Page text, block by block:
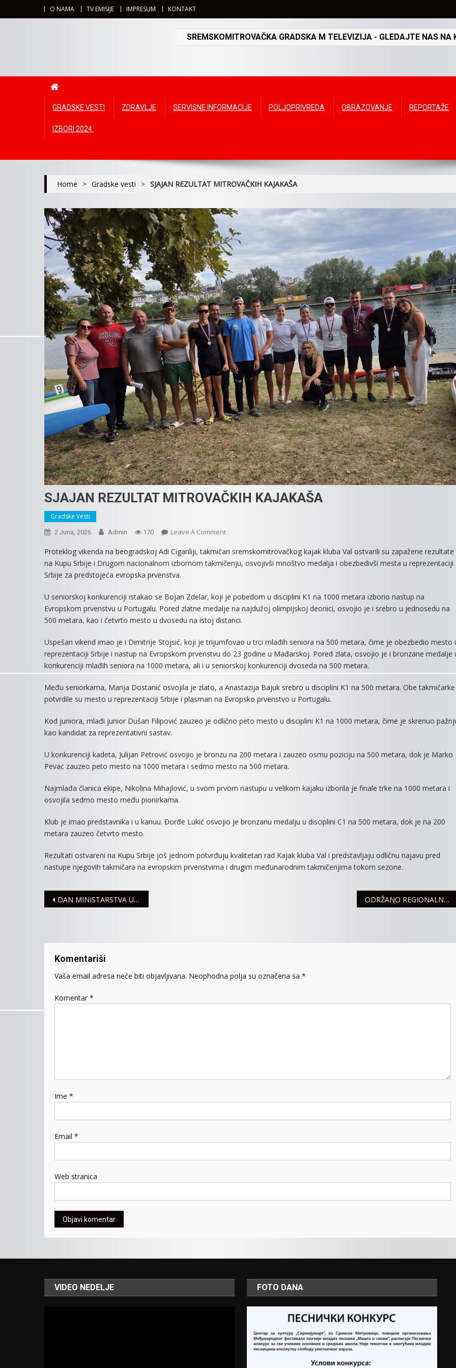
O NAMA TV EMISIJE IMPRESUM KONTAKT
SREMSKOMITROVAČKA GRADSKA M TELEVIZIJA - GLEDAJTE NAS
GRADSKE VESTI ZDRAVLJE SERVISNE INFORMACIJE POLJOPRIVREDA OBRAZOVANJE REPORTAŽE
IZBORI 2024.
Home > Gradske vesti > SJAJAN REZULTAT MITROVAČKIH KAJAKAŠA
SJAJAN REZULTAT MITROVAČKIH KAJAKAŠA
Gradske Vesti
2 Juna, 2026 Admin 170 Leave A CommentOn
REZULTAT
MITROVAČKIH
Proteklog vikenda na beogradskoj Adi Ciganliji, takmičari sremskomitrovačkog kajak kluba Val ostvarili su zapažene rezultate
na Kupu Srbije i Drugom nacionalnom izbornom takmičenju, osvojivši mnoštvo medalja i obezbedivši mesta u reprezentaciji
Srbije za predstojeća evropska prvenstva.
U seniorskoj konkurenciji istakao se Bojan Zdelar, koji je pobedom u disciplini K1 na 1000 metara izborio nastup na
Evropskom prvenstvu u Portugalu. Pored zlatne medalje na najdužoj olimpijskoj deonici, osvojio je i srebro u jednosedu na
500 metara, kao i četvrto mesto u dvosedu na istoj distanci.
Uspešan vikend imao je i Dimitrije Stojsić, koji je trijumfovao u trci mlađih seniora na 500 metara, čime je obezbedio mesto
reprezentaciji Srbije i nastup na Evropskom prvenstvu do 23 godine u Mađarskoj. Pored zlata, osvojio je i bronzane medalje
konkurenciji mlađih seniora na 1000 metara, ali i u seniorskoj konkurenciji dvoseda na 500 metara.
Među seniorkama, Marija Dostanić osvojila je zlato, a Anastazija Bajuk srebro u disciplini K1 na 500 metara. Obe takmičarke
potvrdile su mesto u reprezentaciji Srbije i plasman na Evropsko prvenstvo u Portugalu.
Kod juniora, mlađi junior Dušan Filipović zauzeo je odlično peto mesto u disciplini K1 na 1000 metara, čime je skrenuo
kao kandidat za reprezentativni sastav.
U konkurenciji kadeta, Julijan Petrović osvojio je bronzu na 200 metara i zauzeo osmu poziciju na 500 metara, dok je Marko
Pevac zauzeo peto mesto na 1000 metara i sedmo mesto na 500 metara.
Najmlađa članica ekipe, Nikolina Mihajlović, u svom prvom nastupu u velikom kajaku izborila je finale trke na 1000 metara i
osvojila sedmo mesto među pionirkama.
Klub je imao predstavnika i u kanuu. Đorđe Lukić osvojio je bronzanu medalju u disciplini C1 na 500 metara, dok je na 200
metara zauzeo četvrto mesto.
Rezultati ostvareni na Kupu Srbije još jednom potvrđuju kvalitetan rad Kajak kluba Val i predstavljaju odličnu najavu pred
nastupe njegovih takmičara na evropskim prvenstvima i drugim međunarodnim takmičenjima tokom sezone.
Navigacija
DAN MINISTARSTVA UNUTRAŠNJIH POSLOVA,SLAVA MINISTARSTVA I DAN POLICIJE ODRŽANO REGIONALNO TAKMIČENJE “PAŽLJIVKOVA SMOTRA”
Komentariši
Vaša email adresa neće biti objavljivana. Neophodna polja su označena sa *
Komentar *
Ime *
Email *
Web stranica
VIDEO NEDELJE FOTO DANA